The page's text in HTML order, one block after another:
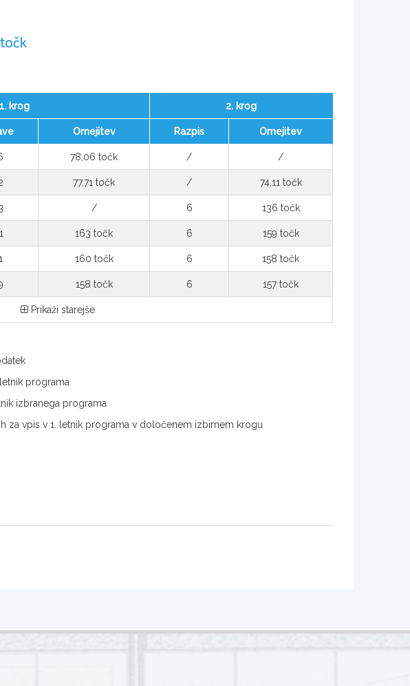
1. krog 2. krog
Omejitev Razpis Omejitev
78,06 točk / /
77,71 točk / 74,11 točk
/ 6 136 točk
163 točk 6 159 točk
160 točk 6 158 točk
158 točk 6 157 točk
Prikaži starejše
programa
izbranega programa
za vpis v 1. letnik programa v določenem izbirnem krogu